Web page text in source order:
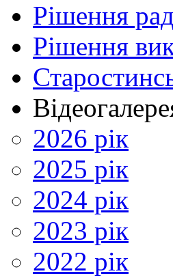
Рішення
Рішення
2026 рік
2025 рік
2024 рік
2023 рік
2022 рік